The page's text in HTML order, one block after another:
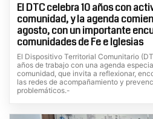
El DTC celebra 10 años con
comunidad, y la agenda
agosto, con un importante
comunidades de Fe e Iglesias
El Dispositivo Territorial Comunitario
años de trabajo con una agenda
comunidad, que invita a reflexionar,
las redes de acompañamiento y
problemáticos.-